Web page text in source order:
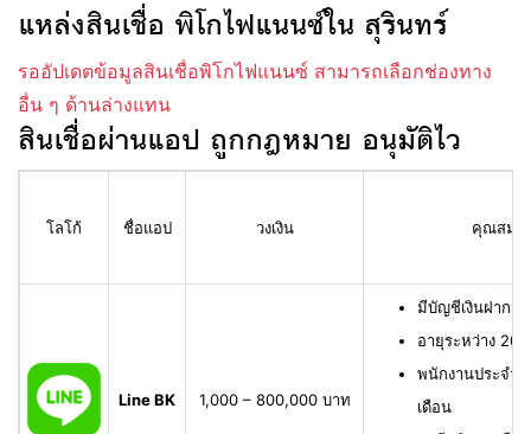
แหล่งสินเชื่อ พิโกไฟแนนซ์ใน สุรินทร์
รออัปเดตข้อมูลสินเชื่อพิโกไฟแนนซ์ สามารถเลือกช่องทาง
อื่น ๆ ด้านล่างแทน
สินเชื่อผ่านแอป ถูกกฎหมาย อนุมัติไว
โลโก้ ชื่อแอป วงเงิน คุณสมบั
Line BK 1,000 – 800,000 บาท
มีบัญชีเงินฝาก
อายุระหว่าง 20
พนักงานประจำ
เดือน